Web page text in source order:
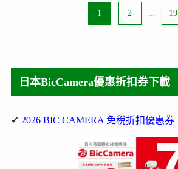
1 2 ... 19
日本BicCamera優惠折扣券下載
✔ 2026 BIC CAMERA 免稅折扣優惠券